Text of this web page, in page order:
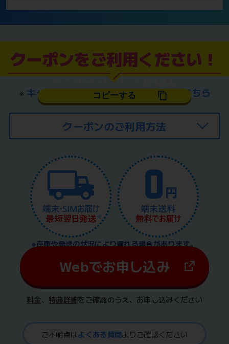
クーポンをご利用ください！
クーポンコード：RGZ
コピーする
※ キャッシュバッククーポン特典詳細はこちら
クーポンのご利用方法
※在庫や発送の状況により遅れる場合があります。
Webでお申し込み
料金、 特典詳細をご確認のうえ、お申し込みください
ご不明点はよくある質問よりご確認ください